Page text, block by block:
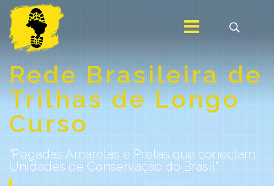
.
Rede Brasileira de
Trilhas de Longo
Curso
"Pegadas Amarelas e Pretas que conectam
Unidades de Conservação do Brasil"